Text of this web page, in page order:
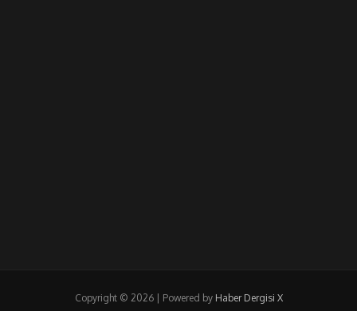
Copyright © 2026 | Powered by Haber Dergisi X